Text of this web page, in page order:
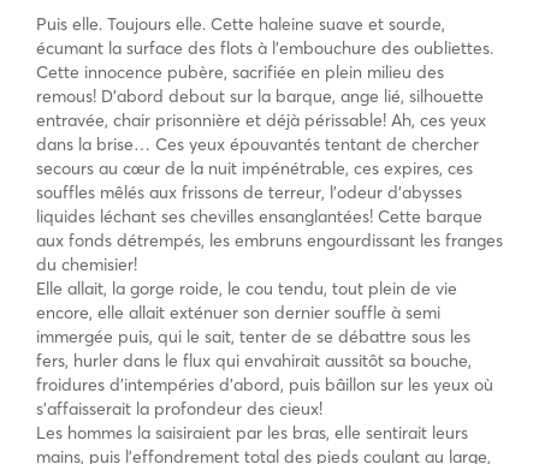
Puis elle. Toujours elle. Cette haleine suave et sourde,
écumant la surface des flots à l’embouchure des oubliettes.
Cette innocence pubère, sacrifiée en plein milieu des
remous! D’abord debout sur la barque, ange lié, silhouette
entravée, chair prisonnière et déjà périssable! Ah, ces yeux
dans la brise… Ces yeux épouvantés tentant de chercher
secours au cœur de la nuit impénétrable, ces expires, ces
souffles mêlés aux frissons de terreur, l’odeur d’abysses
liquides léchant ses chevilles ensanglantées! Cette barque
aux fonds détrempés, les embruns engourdissant les franges
du chemisier!
Elle allait, la gorge roide, le cou tendu, tout plein de vie
encore, elle allait exténuer son dernier souffle à semi
immergée puis, qui le sait, tenter de se débattre sous les
fers, hurler dans le flux qui envahirait aussitôt sa bouche,
froidures d’intempéries d’abord, puis bâillon sur les yeux où
s’affaisserait la profondeur des cieux!
Les hommes la saisiraient par les bras, elle sentirait leurs
mains, puis l’effondrement total des pieds coulant au large,